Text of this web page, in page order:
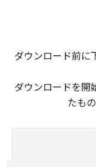
ダウンロード前に
ダウンロードを開
たも